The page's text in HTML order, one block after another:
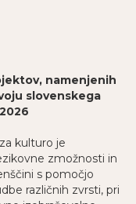
namenjenih
slovenskega
kulturo je
zmožnosti in
s pomočjo
različnih zvrsti, pri